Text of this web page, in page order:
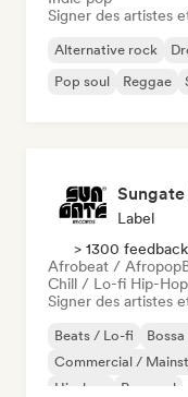
Signer des artistes
Alternative rock
Pop soul
Reggae
Label
> 1300
Afrobeat / Afropop
Chill / Lo-fi Hip-Hop
Signer des artistes
Beats / Lo-fi
Commercial /
Hip-hop
Pop soul